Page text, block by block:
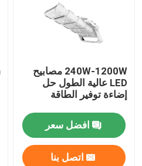
240W-1200W مصابيح
LED عالية الطول حل
إضاءة توفير الطاقة
افضل سعر
اتصل بنا